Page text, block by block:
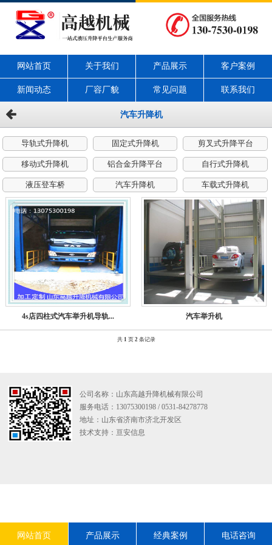
网站首页 关于我们 产品展示 客户案例
新闻动态 厂容厂貌 常见问题 联系我们
汽车升降机
导轨式升降机 固定式升降机 剪叉式升降平台
移动式升降机 铝合金升降平台 自行式升降机
液压登车桥 汽车升降机 车载式升降机
4s店四柱式汽车举升机导轨... 汽车举升机
共 1 页 2 条记录
公司名称：山东高越升降机械有限公司
服务电话：13075300198 / 0531-84278778
地址：山东省济南市济北开发区
技术支持： 亘安信息
网站首页 产品展示 经典案例 电话咨询